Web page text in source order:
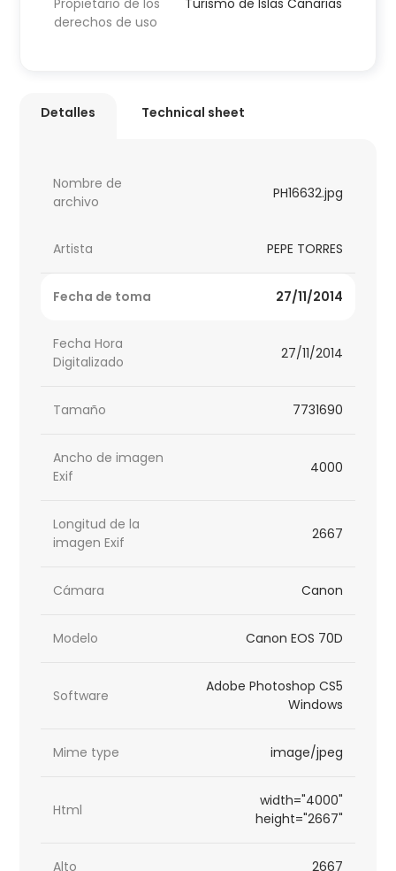
Propietario de los
derechos de uso
Turismo de Islas Canarias
Detalles Technical sheet
Nombre de
archivo
PH16632.jpg
Artista PEPE TORRES
Fecha de toma 27/11/2014
Fecha Hora
Digitalizado
27/11/2014
Tamaño 7731690
Ancho de imagen
Exif
4000
Longitud de la
imagen Exif
2667
Cámara Canon
Modelo Canon EOS 70D
Software
Adobe Photoshop CS5
Windows
Mime type image/jpeg
Html
width="4000"
height="2667"
Alto 2667